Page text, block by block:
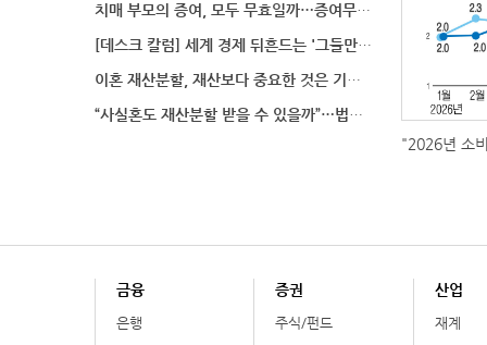
치매 부모의 증여, 모두 무효일까…증여무효 분쟁에서 법
[데스크 칼럼] 세계 경제 뒤흔드는 '그들만의 언어'
이혼 재산분할, 재산보다 중요한 것은 기여도 입증
“사실혼도 재산분할 받을 수 있을까”…법원이 살펴보는
"2026년 소
금융
은행
증권
주식/펀드
산업
재계